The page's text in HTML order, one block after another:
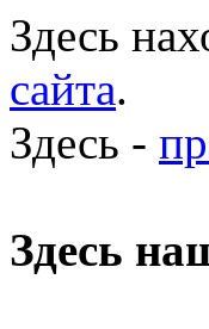
Здесь
сайта.
Здесь -
Здесь